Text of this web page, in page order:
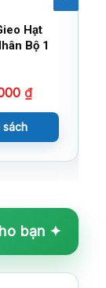
Hạt
Bộ 1
₫
sách
bạn ✦